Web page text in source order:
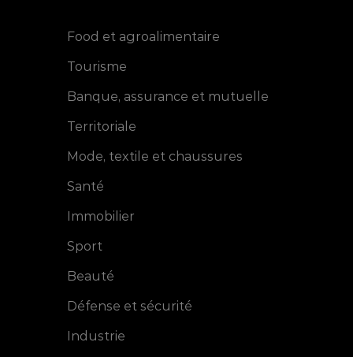
Mediapilote
accompagne la ville
de l'Anjou pour la
Food et agroalimentaire
Tourisme
Banque, assurance et mutuelle
Territoriale
Mode, textile et chaussures
Santé
Immobilier
Sport
Beauté
Défense et sécurité
Industrie